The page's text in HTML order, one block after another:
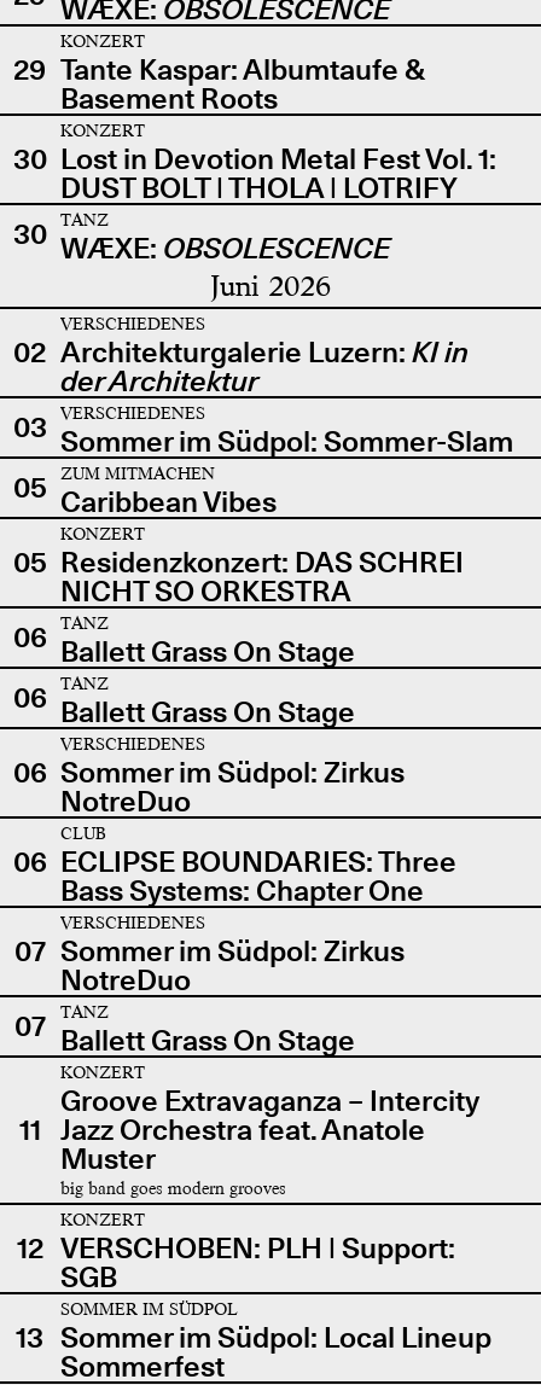
WÆXE: OBSOLESCENCE
29
KONZERT
Tante Kaspar: Albumtaufe &
Basement Roots
30
KONZERT
Lost in Devotion Metal Fest Vol. 1:
DUST BOLT | THOLA | LOTRIFY
30
TANZ
WÆXE: OBSOLESCENCE
Juni 2026
02
VERSCHIEDENES
Architekturgalerie Luzern: KI in
der Architektur
03
VERSCHIEDENES
Sommer im Südpol: Sommer-Slam
05
ZUM MITMACHEN
Caribbean Vibes
05
KONZERT
Residenzkonzert: DAS SCHREI
NICHT SO ORKESTRA
06
TANZ
Ballett Grass On Stage
06
TANZ
Ballett Grass On Stage
06
VERSCHIEDENES
Sommer im Südpol: Zirkus
NotreDuo
06
CLUB
ECLIPSE BOUNDARIES: Three
Bass Systems: Chapter One
07
VERSCHIEDENES
Sommer im Südpol: Zirkus
NotreDuo
07
TANZ
Ballett Grass On Stage
11
KONZERT
Groove Extravaganza – Intercity
Jazz Orchestra feat. Anatole
Muster
big band goes modern grooves
12
KONZERT
VERSCHOBEN: PLH | Support:
SGB
13
SOMMER IM SÜDPOL
Sommer im Südpol: Local Lineup
Sommerfest